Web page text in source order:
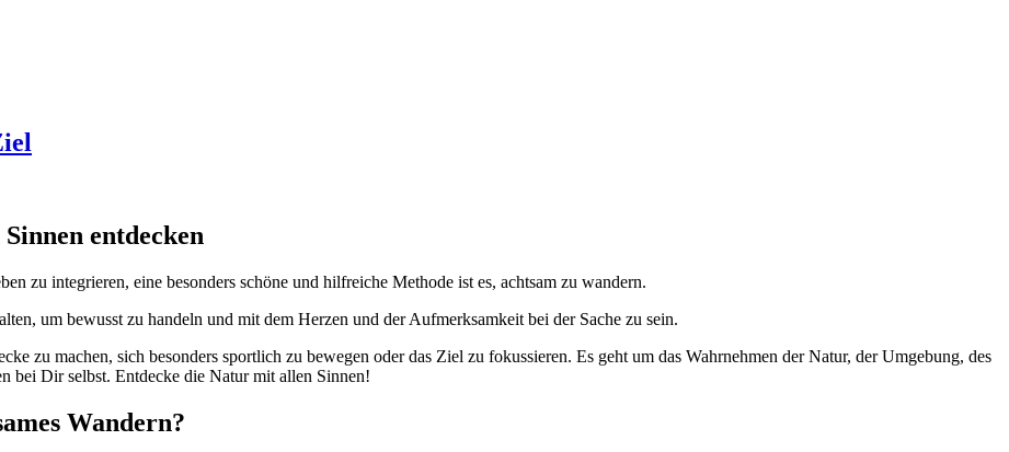
entdecken
zu integrieren, eine besonders schöne und hilfreiche Methode ist es, achtsam zu wandern.
um bewusst zu handeln und mit dem Herzen und der Aufmerksamkeit bei der Sache zu sein.
zu machen, sich besonders sportlich zu bewegen oder das Ziel zu fokussieren. Es geht um das Wahrnehmen der Natur, der Umgebung, des
bei Dir selbst. Entdecke die Natur mit allen Sinnen!
Wandern?